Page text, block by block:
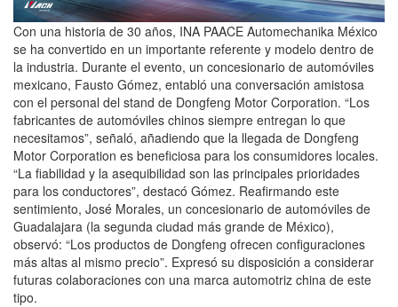
Con una historia de 30 años, INA PAACE Automechanika México
se ha convertido en un importante referente y modelo dentro de
la industria. Durante el evento, un concesionario de automóviles
mexicano, Fausto Gómez, entabló una conversación amistosa
con el personal del stand de Dongfeng Motor Corporation. “Los
fabricantes de automóviles chinos siempre entregan lo que
necesitamos”, señaló, añadiendo que la llegada de Dongfeng
Motor Corporation es beneficiosa para los consumidores locales.
“La fiabilidad y la asequibilidad son las principales prioridades
para los conductores”, destacó Gómez. Reafirmando este
sentimiento, José Morales, un concesionario de automóviles de
Guadalajara (la segunda ciudad más grande de México),
observó: “Los productos de Dongfeng ofrecen configuraciones
más altas al mismo precio”. Expresó su disposición a considerar
futuras colaboraciones con una marca automotriz china de este
tipo.